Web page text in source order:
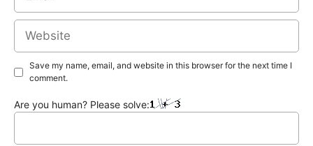
Website
Save my name, email, and website in this browser for the next time I
comment.
Are you human? Please solve: